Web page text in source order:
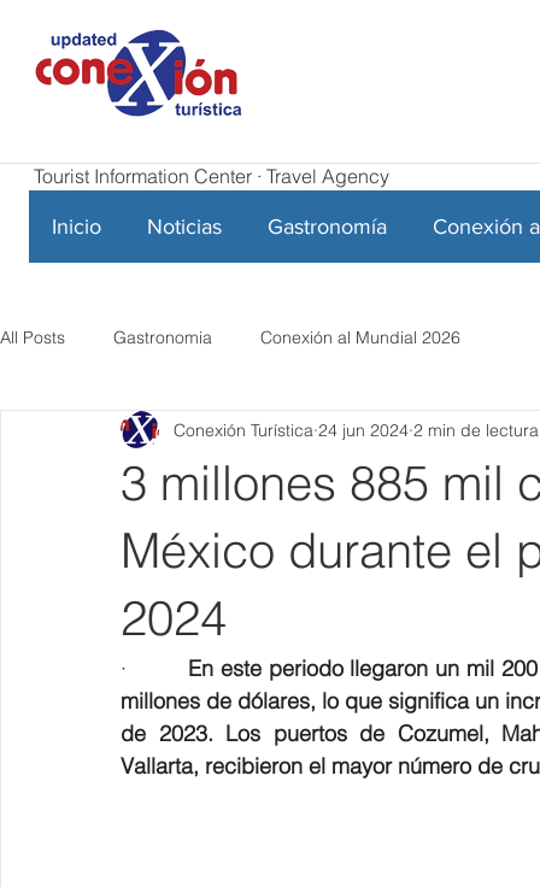
Tourist Information Center · Travel Agency
Inicio Noticias Gastronomía Conexión
All Posts Gastronomia Conexión al Mundial 2026
3 millones 885 mil
México durante el
2024
Conexión Turística 24 jun 2024 2 min de lectura
· En este periodo llegaron un mil
millones de dólares, lo que significa un
de 2023. Los puertos de Cozumel,
Vallarta, recibieron el mayor número de